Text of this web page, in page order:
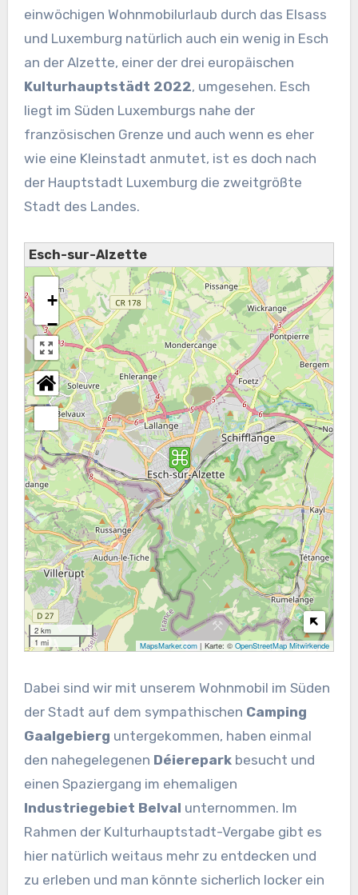
einwöchigen Wohnmobilurlaub durch das Elsass
und Luxemburg natürlich auch ein wenig in Esch
an der Alzette, einer der drei europäischen
Kulturhauptstädt 2022, umgesehen. Esch
liegt im Süden Luxemburgs nahe der
französischen Grenze und auch wenn es eher
wie eine Kleinstadt anmutet, ist es doch nach
der Hauptstadt Luxemburg die zweitgrößte
Stadt des Landes.
Esch-sur-Alzette
+
−
2 km
1 mi
MapsMarker.com | Karte: ©OpenStreetMap Mitwirkende
Dabei sind wir mit unserem Wohnmobil im Süden
der Stadt auf dem sympathischen Camping
Gaalgebierg untergekommen, haben einmal
den nahegelegenen Déierepark besucht und
einen Spaziergang im ehemaligen
Industriegebiet Belval unternommen. Im
Rahmen der Kulturhauptstadt-Vergabe gibt es
hier natürlich weitaus mehr zu entdecken und
zu erleben und man könnte sicherlich locker ein